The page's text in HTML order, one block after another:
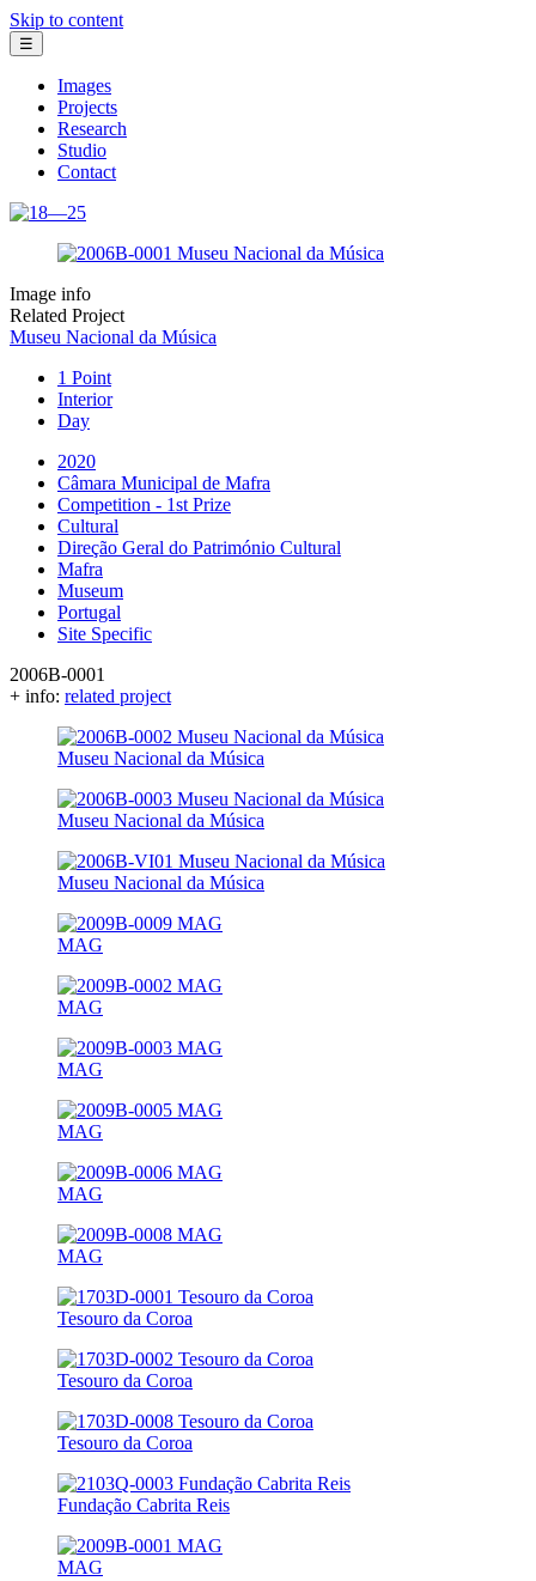
Skip to content
☰
Images
Projects
Research
Studio
Contact
Image info
Related Project
Museu Nacional da Música
1 Point
Interior
Day
2020
Câmara Municipal de Mafra
Competition - 1st Prize
Cultural
Direção Geral do Património Cultural
Mafra
Museum
Portugal
Site Specific
2006B-0001
+ info: related project
Museu Nacional da Música
Museu Nacional da Música
Museu Nacional da Música
MAG
MAG
MAG
MAG
MAG
MAG
Tesouro da Coroa
Tesouro da Coroa
Tesouro da Coroa
Fundação Cabrita Reis
MAG